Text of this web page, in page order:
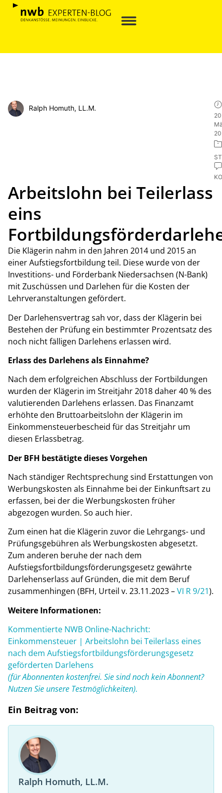
Ralph Homuth, LL.M.
Arbeitslohn bei Teilerlass
eins
Die Klägerin nahm in den Jahren 2014 und 2015 an
einer Aufstiegsfortbildung teil. Diese wurde von der
Investitions- und Förderbank Niedersachsen (N-Bank)
mit Zuschüssen und Darlehen für die Kosten der
Lehrveranstaltungen gefördert.
Der Darlehensvertrag sah vor, dass der Klägerin bei
Bestehen der Prüfung ein bestimmter Prozentsatz des
noch nicht fälligen Darlehens erlassen wird.
Erlass des Darlehens als Einnahme?
Nach dem erfolgreichen Abschluss der Fortbildungen
wurden der Klägerin im Streitjahr 2018 daher 40 % des
valutierenden Darlehens erlassen. Das Finanzamt
erhöhte den Bruttoarbeitslohn der Klägerin im
Einkommensteuerbescheid für das Streitjahr um
diesen Erlassbetrag.
Der BFH bestätigte dieses Vorgehen
Nach ständiger Rechtsprechung sind Erstattungen von
Werbungskosten als Einnahme bei der Einkunftsart zu
erfassen, bei der die Werbungskosten früher
abgezogen wurden. So auch hier.
Zum einen hat die Klägerin zuvor die Lehrgangs- und
Prüfungsgebühren als Werbungskosten abgesetzt.
Zum anderen beruhe der nach dem
Aufstiegsfortbildungsförderungsgesetz gewährte
Darlehenserlass auf Gründen, die mit dem Beruf
zusammenhingen (BFH, Urteil v. 23.11.2023 –VI R 9/21).
Weitere Informationen:
Kommentierte NWB Online-Nachricht:
Einkommensteuer | Arbeitslohn bei Teilerlass eines
nach dem Aufstiegsfortbildungsförderungsgesetz
geförderten Darlehens
(für Abonnenten kostenfrei. Sie sind noch kein Abonnent?
Nutzen Sie unsere Testmöglichkeiten).
Ein Beitrag von:
Ralph Homuth, LL.M.